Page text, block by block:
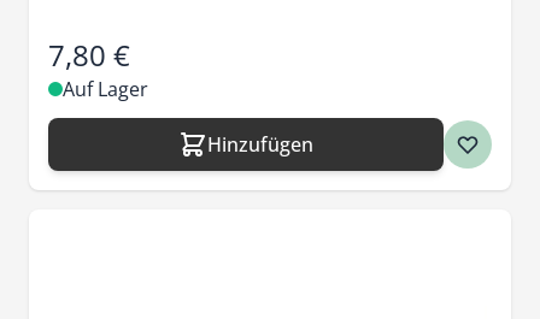
7,80 €
Auf Lager
Hinzufügen